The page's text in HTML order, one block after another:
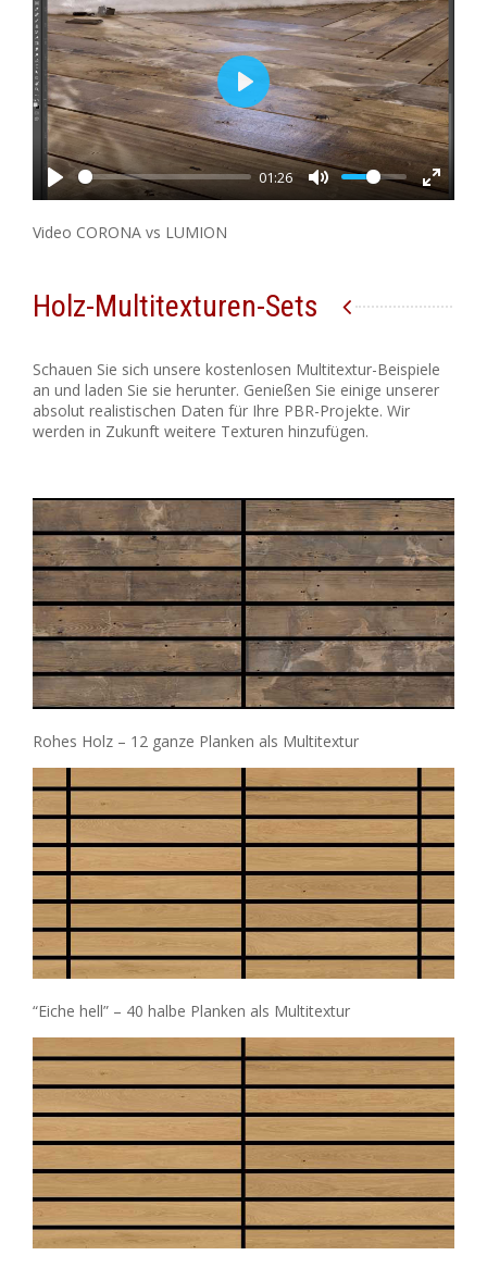
01:26
Play
Video CORONA vs LUMION
Holz-Multitexturen-Sets
Schauen Sie sich unsere kostenlosen Multitextur-Beispiele
an und laden Sie sie herunter. Genießen Sie einige unserer
absolut realistischen Daten für Ihre PBR-Projekte. Wir
werden in Zukunft weitere Texturen hinzufügen.
Rohes Holz – 12 ganze Planken als Multitextur
“Eiche hell” – 40 halbe Planken als Multitextur